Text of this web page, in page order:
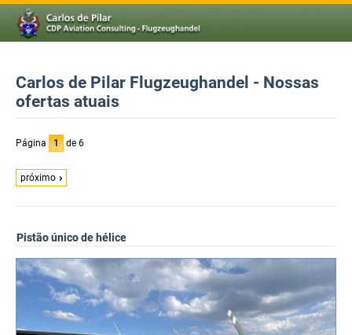
Carlos de Pilar Flugzeughandel - Nossas
ofertas atuais
Página 1 de 6
próximo
Pistão único de hélice